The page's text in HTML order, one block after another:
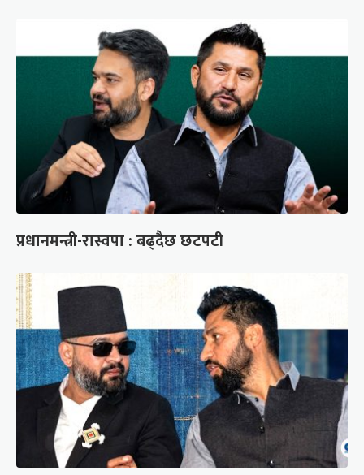
प्रधानमन्त्री-रास्वपा : बढ्दैछ छटपटी